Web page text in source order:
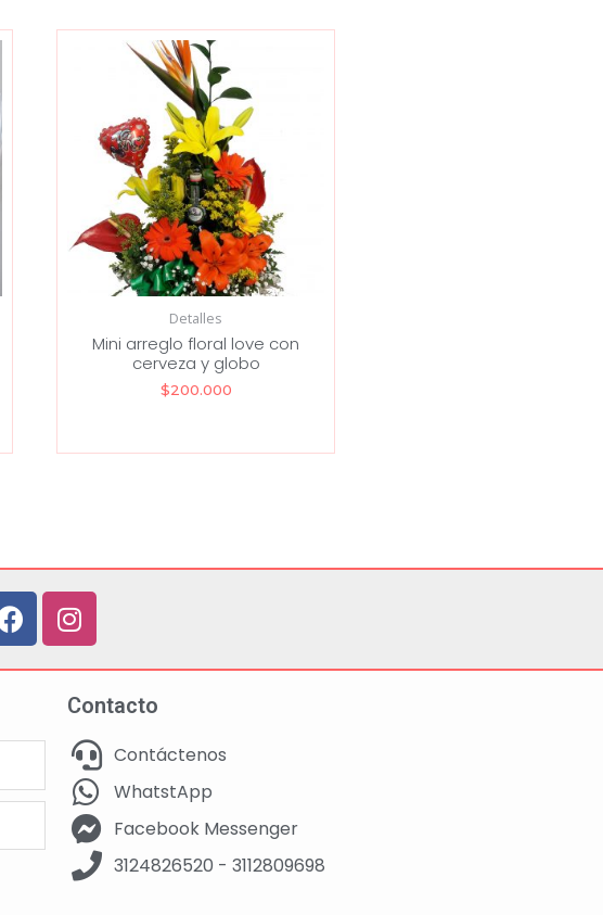
Detalles
Mini arreglo floral love con
cerveza y globo
$200.000
Contacto
Contáctenos
WhatstApp
Facebook Messenger
3124826520 - 3112809698